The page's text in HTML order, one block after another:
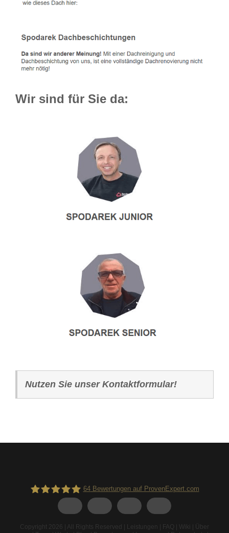
Wir sind für Sie da:
Nutzen Sie unser Kontaktformular!
64Bewertungen auf ProvenExpert.com
Copyright 2026 | All Rights Reserved | Leistungen | FAQ | Wiki | Über